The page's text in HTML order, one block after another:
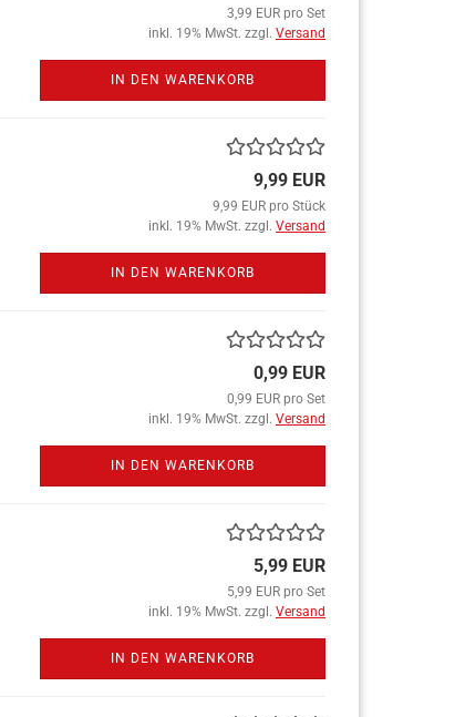
3,99 EUR pro Set
inkl. 19% MwSt. zzgl. Versand
IN DEN WARENKORB
9,99 EUR
9,99 EUR pro Stück
inkl. 19% MwSt. zzgl. Versand
IN DEN WARENKORB
0,99 EUR
0,99 EUR pro Set
inkl. 19% MwSt. zzgl. Versand
IN DEN WARENKORB
5,99 EUR
5,99 EUR pro Set
inkl. 19% MwSt. zzgl. Versand
IN DEN WARENKORB